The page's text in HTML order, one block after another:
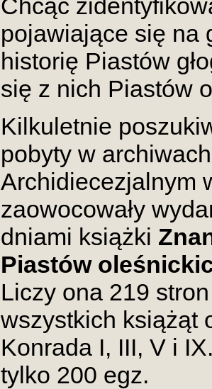
Chcąc
pojawiające się na
historię Piastów
się z nich Piastów
Kilkuletnie
pobyty w
Archidiecezjalnym
zaowocowały
dniami książki
Piastów
Liczy ona 219
wszystkich książąt
Konrada I, III, V i
tylko 200 egz.